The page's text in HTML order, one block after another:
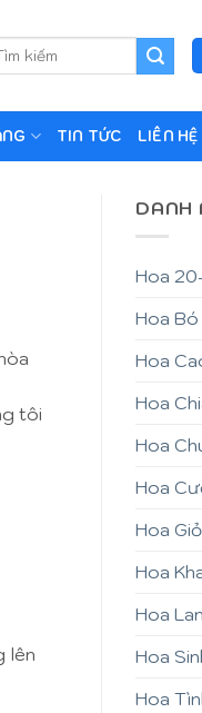
TIN TỨC LIÊN HỆ
tôi
lên
DANH
Hoa
Hoa Bó
Hoa
Hoa
Hoa
Hoa
Hoa Giỏ
Hoa
Hoa
Hoa
Hoa